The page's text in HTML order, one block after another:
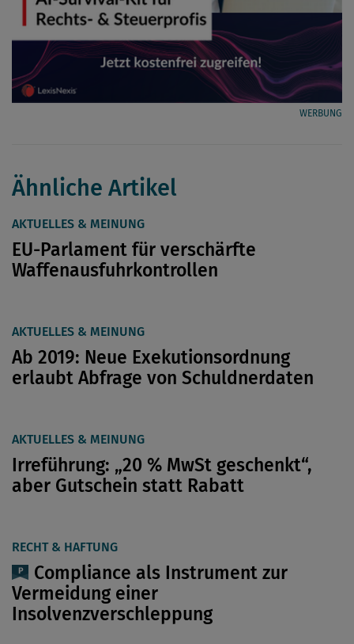
WERBUNG
Ähnliche Artikel
AKTUELLES & MEINUNG
EU-Parlament für verschärfte
Waffenausfuhrkontrollen
AKTUELLES & MEINUNG
Ab 2019: Neue Exekutionsordnung
erlaubt Abfrage von Schuldnerdaten
AKTUELLES & MEINUNG
Irreführung: „20 % MwSt geschenkt“,
aber Gutschein statt Rabatt
RECHT & HAFTUNG
Compliance als Instrument zur
Vermeidung einer
Insolvenzverschleppung